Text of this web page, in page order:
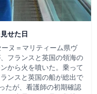
せた日
ヌ＝マリティーム県ヴ
フランスと英国の領海の
から火を噴いた。乗って
ンスと英国の船が総出で
たが、看護師の初期確認